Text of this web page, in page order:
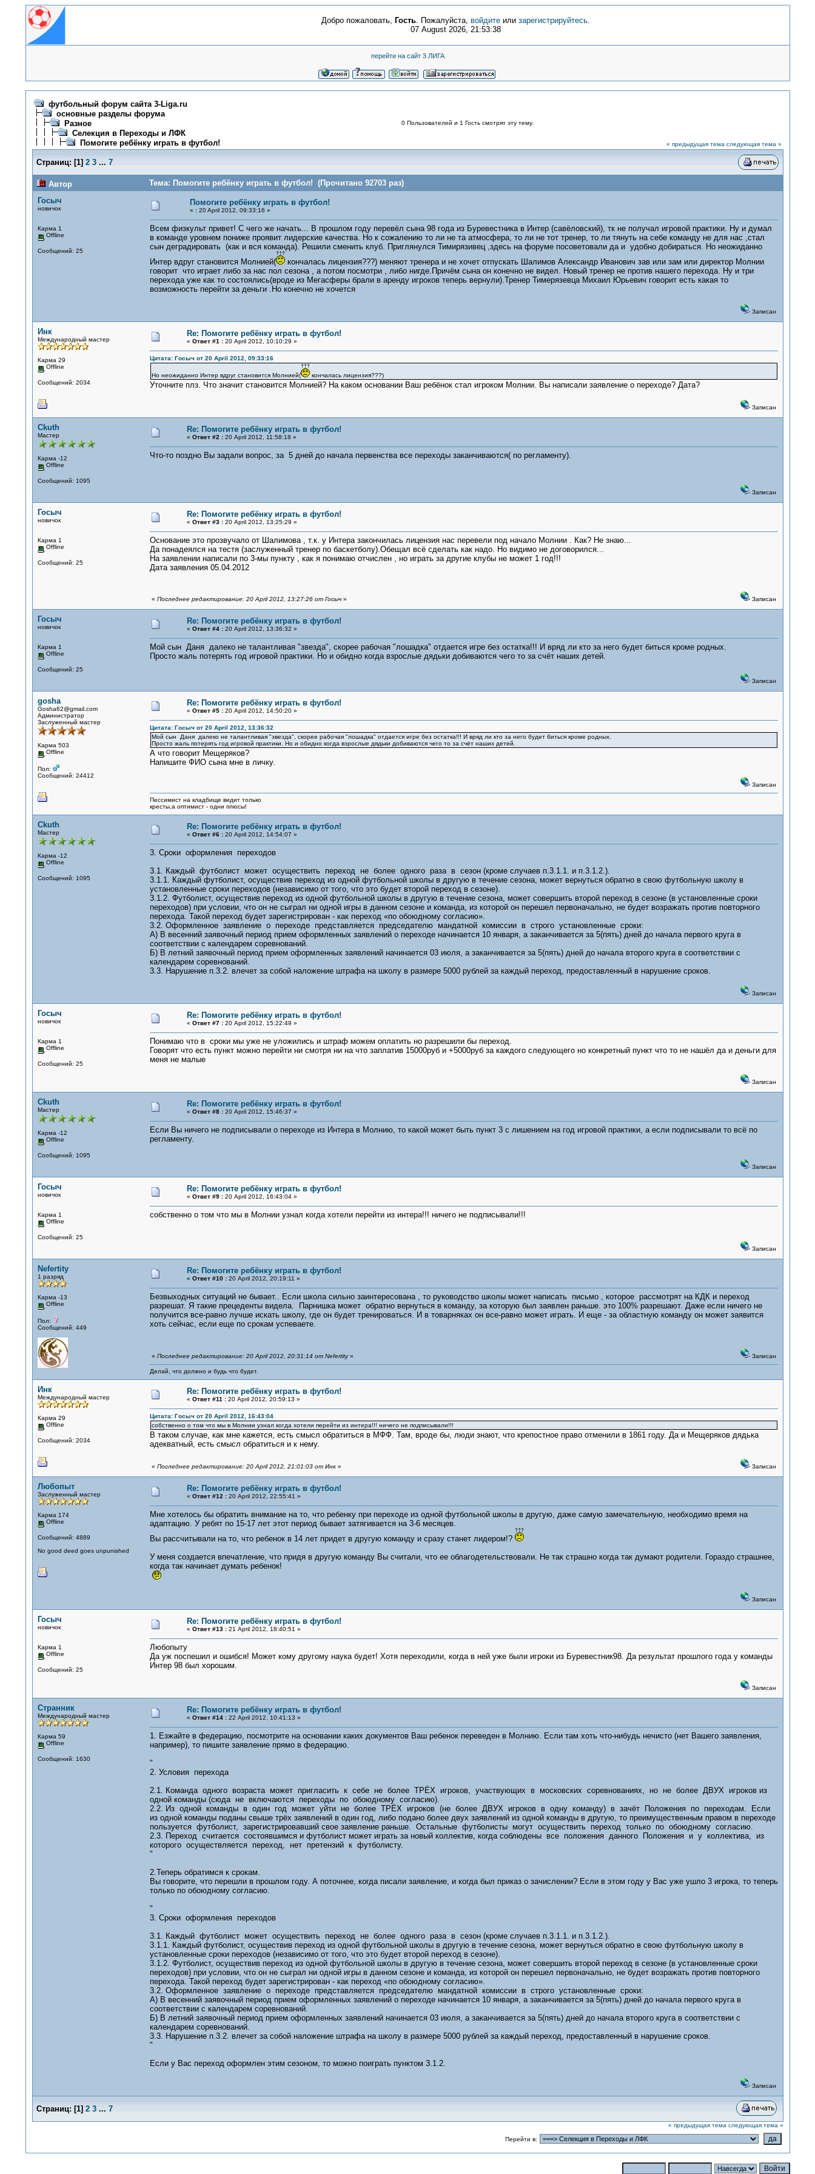
Добро пожаловать, Гость. Пожалуйста, войдите или зарегистрируйтесь.
07 August 2026, 21:53:38
перейти на сайт 3 ЛИГА
футбольный форум сайта 3-Liga.ru
основные разделы форума
Разное
Селекция в Переходы и ЛФК
Помогите ребёнку играть в футбол!
0 Пользователей и 1 Гость смотрят эту тему.
« предыдущая тема следующая тема »
Страниц: [1] 2 3 ... 7
Автор
Тема: Помогите ребёнку играть в футбол! (Прочитано 92703 раз)
Госыч
новичок
Карма 1
Offline
Сообщений: 25
Помогите ребёнку играть в футбол!
« :20 April 2012, 09:33:16 »
Всем физкульт привет! С чего же начать... В прошлом году перевёл сына 98 года из Буревестника в Интер (савёловский), тк не получал игровой практики. Ну и думал
в команде уровнем пониже проявит лидерские качества. Но к сожалению то ли не та атмосфера, то ли не тот тренер, то ли тянуть на себе команду не для нас ,стал
сын деградировать (как и вся команда). Решили сменить клуб. Приглянулся Тимирязивец ,здесь на форуме посоветовали да и удобно добираться. Но неожиданно
Интер вдруг становится Молнией(
кончалась лицензия???) меняют тренера и не хочет отпускать Шалимов Александр Иванович зав или зам или директор Молнии
говорит что играет либо за нас пол сезона , а потом посмотри , либо нигде.Причём сына он конечно не видел. Новый тренер не против нашего перехода. Ну и три
перехода уже как то состоялись(вроде из Мегасферы брали в аренду игроков теперь вернули).Тренер Тимерязевца Михаил Юрьевич говорит есть какая то
возможность перейти за деньги .Но конечно не хочется
Записан
Инк
Международный мастер
Карма 29
Offline
Сообщений: 2034
Re: Помогите ребёнку играть в футбол!
« Ответ #1 :20 April 2012, 10:10:29 »
Цитата: Госыч от 20 April 2012, 09:33:16
Но неожиданно Интер вдруг становится Молнией( кончалась лицензия???)
Уточните плз. Что значит становится Молнией? На каком основании Ваш ребёнок стал игроком Молнии. Вы написали заявление о переходе? Дата?
Записан
Ckuth
Мастер
Карма -12
Offline
Сообщений: 1095
Re: Помогите ребёнку играть в футбол!
« Ответ #2 :20 April 2012, 11:58:18 »
Что-то поздно Вы задали вопрос, за 5 дней до начала первенства все переходы заканчиваются( по регламенту).
Записан
Госыч
новичок
Карма 1
Offline
Сообщений: 25
Re: Помогите ребёнку играть в футбол!
« Ответ #3 :20 April 2012, 13:25:29 »
Основание это прозвучало от Шалимова , т.к. у Интера закончилась лицензия нас перевели под начало Молнии . Как? Не знаю...
Да понадеялся на тестя (заслуженный тренер по баскетболу).Обещал всё сделать как надо. Но видимо не договорился...
На заявлении написали по 3-мы пункту , как я понимаю отчислен , но играть за другие клубы не может 1 год!!!
Дата заявления 05.04.2012
« Последнее редактирование: 20 April 2012, 13:27:26 от Госыч» Записан
Госыч
новичок
Карма 1
Offline
Сообщений: 25
Re: Помогите ребёнку играть в футбол!
« Ответ #4 :20 April 2012, 13:36:32 »
Мой сын Даня далеко не талантливая "звезда", скорее рабочая "лошадка" отдается игре без остатка!!! И вряд ли кто за него будет биться кроме родных.
Просто жаль потерять год игровой практики. Но и обидно когда взрослые дядьки добиваются чего то за счёт наших детей.
Записан
gosha
Gosha62@gmail.com
Администратор
Заслуженный мастер
Карма 503
Offline
Пол:
Сообщений: 24412
Re: Помогите ребёнку играть в футбол!
« Ответ #5 :20 April 2012, 14:50:20 »
Цитата: Госыч от 20 April 2012, 13:36:32
Мой сын Даня далеко не талантливая "звезда", скорее рабочая "лошадка" отдается игре без остатка!!! И вряд ли кто за него будет биться кроме родных.
Просто жаль потерять год игровой практики. Но и обидно когда взрослые дядьки добиваются чего то за счёт наших детей.
А что говорит Мещеряков?
Напишите ФИО сына мне в личку.
Записан
Пессимист на кладбище видит только
кресты,а оптимист - одни плюсы!
Ckuth
Мастер
Карма -12
Offline
Сообщений: 1095
Re: Помогите ребёнку играть в футбол!
« Ответ #6 :20 April 2012, 14:54:07 »
3. Сроки оформления переходов
3.1. Каждый футболист может осуществить переход не более одного раза в сезон (кроме случаев п.3.1.1. и п.3.1.2.).
3.1.1. Каждый футболист, осуществив переход из одной футбольной школы в другую в течение сезона, может вернуться обратно в свою футбольную школу в
установленные сроки переходов (независимо от того, что это будет второй переход в сезоне).
3.1.2. Футболист, осуществив переход из одной футбольной школы в другую в течение сезона, может совершить второй переход в сезоне (в установленные сроки
переходов) при условии, что он не сыграл ни одной игры в данном сезоне и команда, из которой он перешел первоначально, не будет возражать против повторного
перехода. Такой переход будет зарегистрирован - как переход «по обоюдному согласию».
3.2. Оформленное заявление о переходе представляется председателю мандатной комиссии в строго установленные сроки:
А) В весенний заявочный период прием оформленных заявлений о переходе начинается 10 января, а заканчивается за 5(пять) дней до начала первого круга в
соответствии с календарем соревнований.
Б) В летний заявочный период прием оформленных заявлений начинается 03 июля, а заканчивается за 5(пять) дней до начала второго круга в соответствии с
календарем соревнований.
3.3. Нарушение п.3.2. влечет за собой наложение штрафа на школу в размере 5000 рублей за каждый переход, предоставленный в нарушение сроков.
Записан
Госыч
новичок
Карма 1
Offline
Сообщений: 25
Re: Помогите ребёнку играть в футбол!
« Ответ #7 :20 April 2012, 15:22:49 »
Понимаю что в сроки мы уже не уложились и штраф можем оплатить но разрешили бы переход.
Говорят что есть пункт можно перейти ни смотря ни на что заплатив 15000руб и +5000руб за каждого следующего но конкретный пункт что то не нашёл да и деньги для
меня не малые
Записан
Ckuth
Мастер
Карма -12
Offline
Сообщений: 1095
Re: Помогите ребёнку играть в футбол!
« Ответ #8 :20 April 2012, 15:46:37 »
Если Вы ничего не подписывали о переходе из Интера в Молнию, то какой может быть пункт 3 с лишением на год игровой практики, а если подписывали то всё по
регламенту.
Записан
Госыч
новичок
Карма 1
Offline
Сообщений: 25
Re: Помогите ребёнку играть в футбол!
« Ответ #9 :20 April 2012, 16:43:04 »
собственно о том что мы в Молнии узнал когда хотели перейти из интера!!! ничего не подписывали!!!
Записан
Nefertity
1 разряд
Карма -13
Offline
Пол:
Сообщений: 449
Re: Помогите ребёнку играть в футбол!
« Ответ #10 :20 April 2012, 20:19:11 »
Безвыходных ситуаций не бывает.. Если школа сильно заинтересована , то руководство школы может написать письмо , которое рассмотрят на КДК и переход
разрешат. Я такие прецеденты видела. Парнишка может обратно вернуться в команду, за которую был заявлен раньше. это 100% разрешают. Даже если ничего не
получится все-равно лучше искать школу, где он будет тренироваться. И в товарняках он все-равно может играть. И еще - за областную команду он может заявится
хоть сейчас, если еще по срокам успеваете.
« Последнее редактирование: 20 April 2012, 20:31:14 от Nefertity» Записан
Делай, что должно и будь что будет.
Инк
Международный мастер
Карма 29
Offline
Сообщений: 2034
Re: Помогите ребёнку играть в футбол!
« Ответ #11 :20 April 2012, 20:59:13 »
Цитата: Госыч от 20 April 2012, 16:43:04
собственно о том что мы в Молнии узнал когда хотели перейти из интера!!! ничего не подписывали!!!
В таком случае, как мне кажется, есть смысл обратиться в МФФ. Там, вроде бы, люди знают, что крепостное право отменили в 1861 году. Да и Мещеряков дядька
адекватный, есть смысл обратиться и к нему.
« Последнее редактирование: 20 April 2012, 21:01:03 от Инк» Записан
Любопыт
Заслуженный мастер
Карма 174
Offline
Сообщений: 4889
No good deed goes unpunished
Re: Помогите ребёнку играть в футбол!
« Ответ #12 :20 April 2012, 22:55:41 »
Мне хотелось бы обратить внимание на то, что ребенку при переходе из одной футбольной школы в другую, даже самую замечательную, необходимо время на
адаптацию. У ребят по 15-17 лет этот период бывает затягивается на 3-6 месяцев.
Вы рассчитывали на то, что ребенок в 14 лет придет в другую команду и сразу станет лидером!?
У меня создается впечатление, что придя в другую команду Вы считали, что ее облагодетельствовали. Не так страшно когда так думают родители. Гораздо страшнее,
когда так начинает думать ребенок!
Записан
Госыч
новичок
Карма 1
Offline
Сообщений: 25
Re: Помогите ребёнку играть в футбол!
« Ответ #13 :21 April 2012, 18:40:51 »
Любопыту
Да уж поспешил и ошибся! Может кому другому наука будет! Хотя переходили, когда в ней уже были игроки из Буревестник98. Да результат прошлого года у команды
Интер 98 был хорошим.
Записан
Странник
Международный мастер
Карма 59
Offline
Сообщений: 1630
Re: Помогите ребёнку играть в футбол!
« Ответ #14 :22 April 2012, 10:41:13 »
1. Езжайте в федерацию, посмотрите на основании каких документов Ваш ребенок переведен в Молнию. Если там хоть что-нибудь нечисто (нет Вашего заявления,
например), то пишите заявление прямо в федерацию.
"
2. Условия перехода
2.1. Команда одного возраста может пригласить к себе не более ТРЁХ игроков, участвующих в московских соревнованиях, но не более ДВУХ игроков из
одной команды (сюда не включаются переходы по обоюдному согласию).
2.2. Из одной команды в один год может уйти не более ТРЁХ игроков (не более ДВУХ игроков в одну команду) в зачёт Положения по переходам. Если
из одной команды поданы свыше трёх заявлений в один год, либо подано более двух заявлений из одной команды в другую, то преимущественным правом в переходе
пользуется футболист, зарегистрировавший свое заявление раньше. Остальные футболисты могут осуществить переход только по обоюдному согласию.
2.3. Переход считается состоявшимся и футболист может играть за новый коллектив, когда соблюдены все положения данного Положения и у коллектива, из
которого осуществляется переход, нет претензий к футболисту.
"
2.Теперь обратимся к срокам.
Вы говорите, что перешли в прошлом году. А поточнее, когда писали заявление, и когда был приказ о зачислении? Если в этом году у Вас уже ушло 3 игрока, то теперь
только по обоюдному согласию.
"
3. Сроки оформления переходов
3.1. Каждый футболист может осуществить переход не более одного раза в сезон (кроме случаев п.3.1.1. и п.3.1.2.).
3.1.1. Каждый футболист, осуществив переход из одной футбольной школы в другую в течение сезона, может вернуться обратно в свою футбольную школу в
установленные сроки переходов (независимо от того, что это будет второй переход в сезоне).
3.1.2. Футболист, осуществив переход из одной футбольной школы в другую в течение сезона, может совершить второй переход в сезоне (в установленные сроки
переходов) при условии, что он не сыграл ни одной игры в данном сезоне и команда, из которой он перешел первоначально, не будет возражать против повторного
перехода. Такой переход будет зарегистрирован - как переход «по обоюдному согласию».
3.2. Оформленное заявление о переходе представляется председателю мандатной комиссии в строго установленные сроки:
А) В весенний заявочный период прием оформленных заявлений о переходе начинается 10 января, а заканчивается за 5(пять) дней до начала первого круга в
соответствии с календарем соревнований.
Б) В летний заявочный период прием оформленных заявлений начинается 03 июля, а заканчивается за 5(пять) дней до начала второго круга в соответствии с
календарем соревнований.
3.3. Нарушение п.3.2. влечет за собой наложение штрафа на школу в размере 5000 рублей за каждый переход, предоставленный в нарушение сроков.
"
Если у Вас переход оформлен этим сезоном, то можно поиграть пунктом 3.1.2.
Записан
Страниц: [1] 2 3 ... 7
« предыдущая тема следующая тема »
Перейти в: